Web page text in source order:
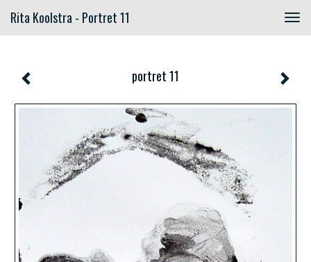
Rita Koolstra - Portret 11
portret 11